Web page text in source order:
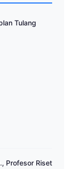
Tulang
Profesor Riset